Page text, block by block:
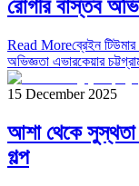
রোগীর বাস্তব
Read Moreব্রেইন
অভিজ্ঞতা এভারকেয়ার
15 December 2025
আশা থেকে সুস্থতা
গল্প